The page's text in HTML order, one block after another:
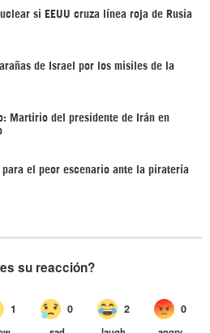
si EEUU cruza línea roja de Rusia
de Israel por los misiles de la
Martirio del presidente de Irán en
para el peor escenario ante la piratería